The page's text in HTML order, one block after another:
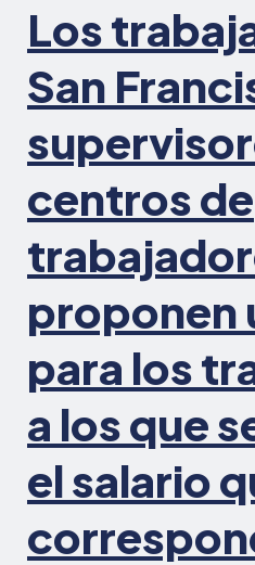
y
Los
San
centros de
proponen
para los
a los que
el salario